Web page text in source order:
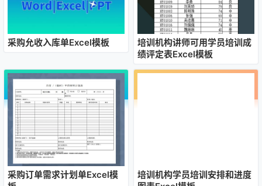
采购允收入库单Excel模板
培训机构讲师可用学员培训成
绩评定表Excel模板
采购订单需求计划单Excel模
培训机构学员培训安排和进度